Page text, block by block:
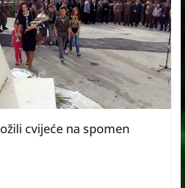
cvijeće na spomen